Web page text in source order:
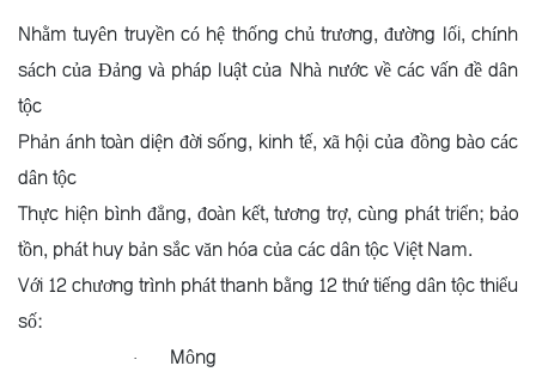
Nhằm tuyên truyền có hệ thống chủ trương, đường lối, chính
sách của Đảng và pháp luật của Nhà nước về các vấn đề dân
tộc
Phản ánh toàn diện đời sống, kinh tế, xã hội của đồng bào các
dân tộc
Thực hiện bình đẳng, đoàn kết, tương trợ, cùng phát triển; bảo
tồn, phát huy bản sắc văn hóa của các dân tộc Việt Nam.
Với 12 chương trình phát thanh bằng 12 thứ tiếng dân tộc thiểu
số:
· Mông